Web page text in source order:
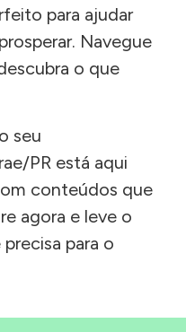
para ajudar
Navegue
o que
seu
PR está aqui
conteúdos que
agora e leve o
para o